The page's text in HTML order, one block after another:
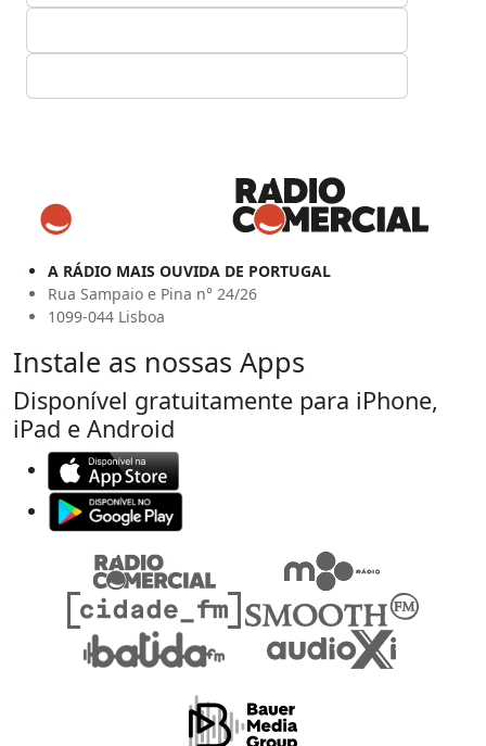
A RÁDIO MAIS OUVIDA DE PORTUGAL
Rua Sampaio e Pina n° 24/26
1099-044 Lisboa
Instale as nossas Apps
Disponível gratuitamente para iPhone,
iPad e Android